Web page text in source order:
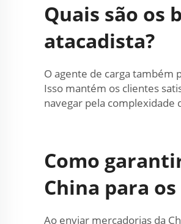
Quais são os
atacadista?
O agente de carga também
Isso mantém os clientes
navegar pela complexidade
Como
China para os
Ao enviar mercadorias da